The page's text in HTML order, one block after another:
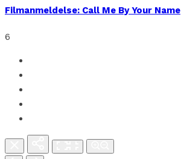
Filmanmeldelse: Call Me By Your Name
6